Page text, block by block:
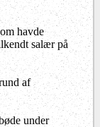
havde
salær på
af
under